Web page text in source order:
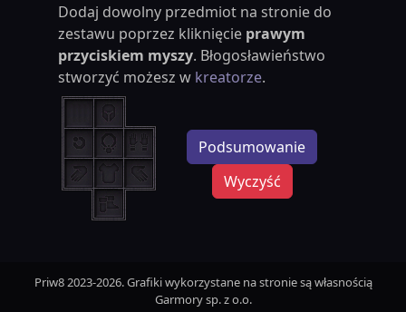
Dodaj dowolny przedmiot na stronie do
zestawu poprzez kliknięcie prawym
przyciskiem myszy. Błogosławieństwo
stworzyć możesz w kreatorze.
Podsumowanie
Wyczyść
Priw8 2023-2026. Grafiki wykorzystane na stronie są własnością
Garmory sp. z o.o.